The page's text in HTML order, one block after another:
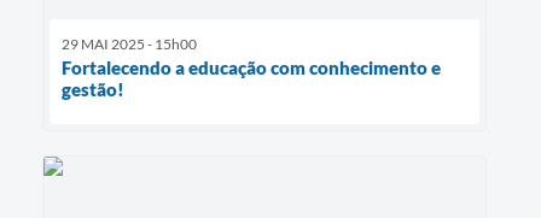
29 MAI 2025 - 15h00
Fortalecendo a educação com conhecimento e
gestão!